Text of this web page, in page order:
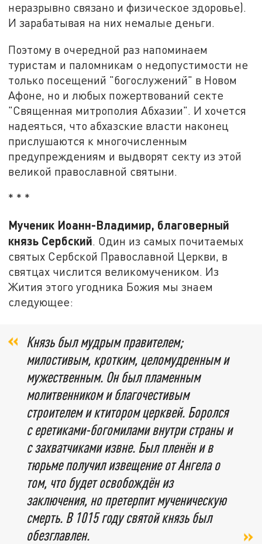
неразрывно связано и физическое здоровье).
И зарабатывая на них немалые деньги.
Поэтому в очередной раз напоминаем
туристам и паломникам о недопустимости не
только посещений "богослужений" в Новом
Афоне, но и любых пожертвований секте
"Священная митрополия Абхазии". И хочется
надеяться, что абхазские власти наконец
прислушаются к многочисленным
предупреждениям и выдворят секту из этой
великой православной святыни.
* * *
Мученик Иоанн-Владимир, благоверный
князь Сербский. Один из самых почитаемых
святых Сербской Православной Церкви, в
святцах числится великомучеником. Из
Жития этого угодника Божия мы знаем
следующее:
Князь был мудрым правителем;
милостивым, кротким, целомудренным и
мужественным. Он был пламенным
молитвенником и благочестивым
строителем и ктитором церквей. Боролся
с еретиками-богомилами внутри страны и
с захватчиками извне. Был пленён и в
тюрьме получил извещение от Ангела о
том, что будет освобождён из
заключения, но претерпит мученическую
смерть. В 1015 году святой князь был
обезглавлен.